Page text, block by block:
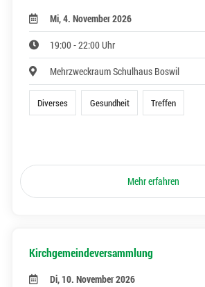
Mi, 4. November 2026
19:00 - 22:00 Uhr
Mehrzweckraum Schulhaus Boswil
Diverses Gesundheit Treffen
Mehr erfahren
Kirchgemeindeversammlung
Di, 10. November 2026